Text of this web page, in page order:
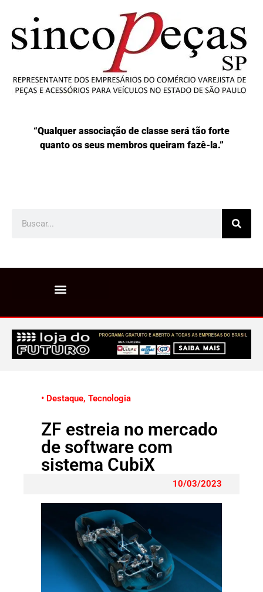
“Qualquer associação de classe será tão forte
quanto os seus membros queiram fazê-la.”
• Destaque, Tecnologia
ZF estreia no mercado
de software com
sistema CubiX
10/03/2023